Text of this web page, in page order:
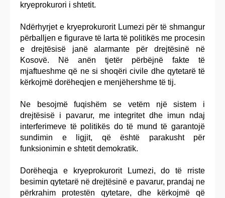
kryeprokurori i shtetit.
Ndërhyrjet e kryeprokurorit Lumezi për të shmangur
përballjen e figurave të larta të politikës me procesin
e drejtësisë janë alarmante për drejtësinë në
Kosovë. Në anën tjetër përbëjnë fakte të
mjaftueshme që ne si shoqëri civile dhe qytetarë të
kërkojmë dorëheqjen e menjëhershme të tij.
Ne besojmë fuqishëm se vetëm një sistem i
drejtësisë i pavarur, me integritet dhe imun ndaj
interferimeve të politikës do të mund të garantojë
sundimin e ligjit, që është parakusht për
funksionimin e shtetit demokratik.
Dorëheqja e kryeprokurorit Lumezi, do të rriste
besimin qytetarë në drejtësinë e pavarur, prandaj ne
përkrahim protestën qytetare, dhe kërkojmë që